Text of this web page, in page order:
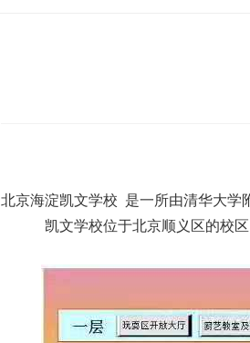
北京海淀凯文学校 是一所由清华大学
凯文学校位于北京顺义区的校区，